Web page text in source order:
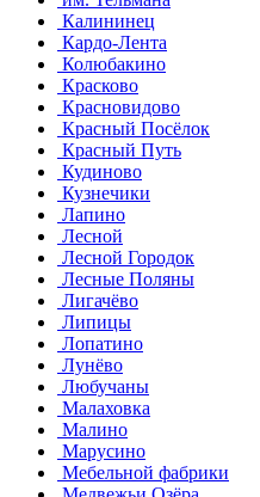
Калининец
Кардо-Лента
Колюбакино
Красково
Красновидово
Красный Посёлок
Красный Путь
Кудиново
Кузнечики
Лапино
Лесной
Лесной Городок
Лесные Поляны
Лигачёво
Липицы
Лопатино
Лунёво
Любучаны
Малаховка
Малино
Марусино
Мебельной фабрики